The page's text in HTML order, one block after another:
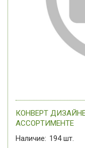
КОНВЕРТ
АССОРТИМЕНТЕ
Наличие: 194шт.